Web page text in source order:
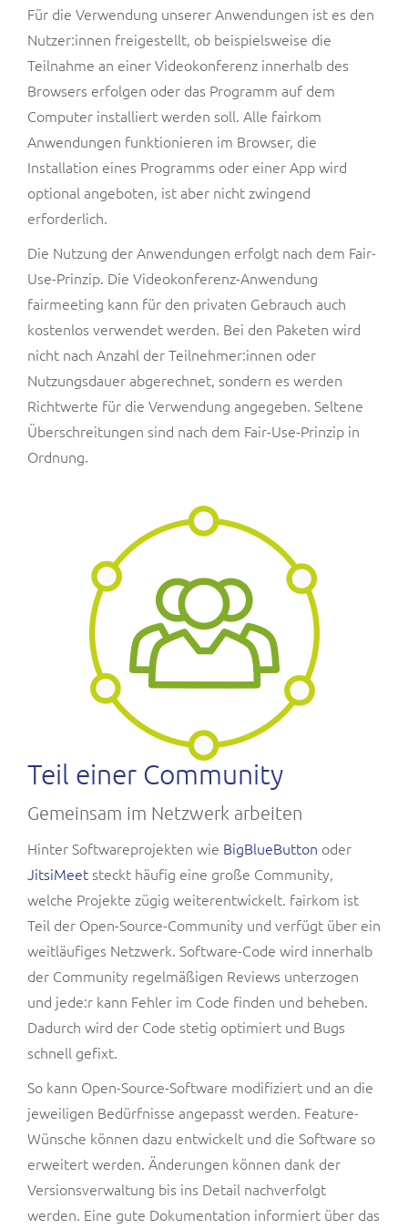
Für die Verwendung unserer Anwendungen ist es den
Nutzer:innen freigestellt, ob beispielsweise die
Teilnahme an einer Videokonferenz innerhalb des
Browsers erfolgen oder das Programm auf dem
Computer installiert werden soll. Alle fairkom
Anwendungen funktionieren im Browser, die
Installation eines Programms oder einer App wird
optional angeboten, ist aber nicht zwingend
erforderlich.
Die Nutzung der Anwendungen erfolgt nach dem Fair-
Use-Prinzip. Die Videokonferenz-Anwendung
fairmeeting kann für den privaten Gebrauch auch
kostenlos verwendet werden. Bei den Paketen wird
nicht nach Anzahl der Teilnehmer:innen oder
Nutzungsdauer abgerechnet, sondern es werden
Richtwerte für die Verwendung angegeben. Seltene
Überschreitungen sind nach dem Fair-Use-Prinzip in
Ordnung.
Teil einer Community
Gemeinsam im Netzwerk arbeiten
Hinter Softwareprojekten wie BigBlueButton oder
JitsiMeet steckt häufig eine große Community,
welche Projekte zügig weiterentwickelt. fairkom ist
Teil der Open-Source-Community und verfügt über ein
weitläufiges Netzwerk. Software-Code wird innerhalb
der Community regelmäßigen Reviews unterzogen
und jede:r kann Fehler im Code finden und beheben.
Dadurch wird der Code stetig optimiert und Bugs
schnell gefixt.
So kann Open-Source-Software modifiziert und an die
jeweiligen Bedürfnisse angepasst werden. Feature-
Wünsche können dazu entwickelt und die Software so
erweitert werden. Änderungen können dank der
Versionsverwaltung bis ins Detail nachverfolgt
werden. Eine gute Dokumentation informiert über das